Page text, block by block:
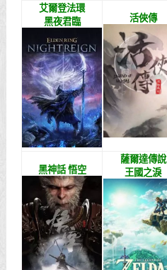
艾爾登法環
黑夜君臨
活俠傳
黑神話 悟空
薩爾達傳說
王國之淚